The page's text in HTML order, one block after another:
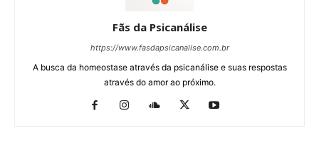
Fãs da Psicanálise
https://www.fasdapsicanalise.com.br
A busca da homeostase através da psicanálise e suas respostas
através do amor ao próximo.